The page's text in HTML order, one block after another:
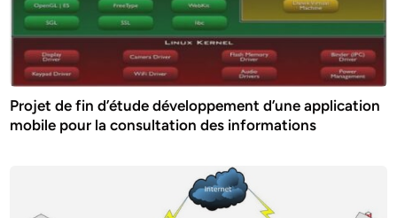
Projet de fin d’étude développement d’une application
mobile pour la consultation des informations